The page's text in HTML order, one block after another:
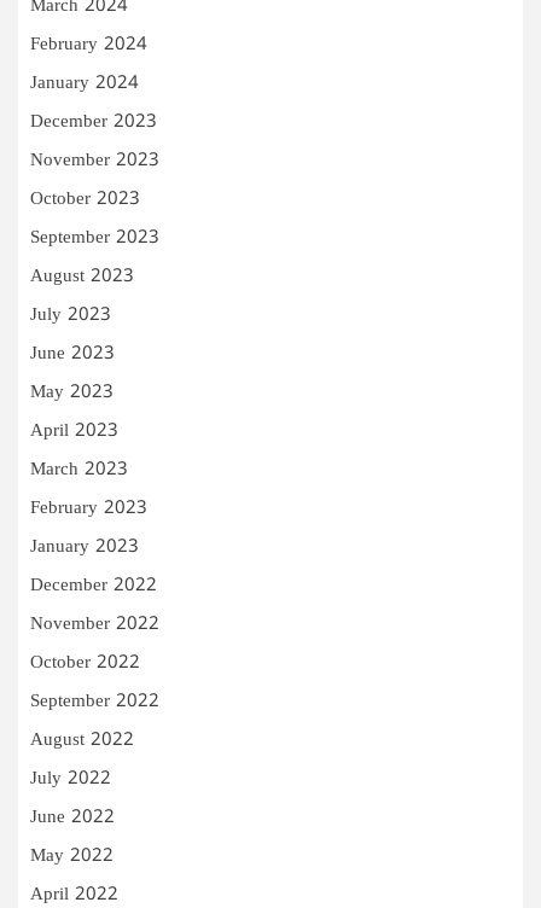
March 2024
February 2024
January 2024
December 2023
November 2023
October 2023
September 2023
August 2023
July 2023
June 2023
May 2023
April 2023
March 2023
February 2023
January 2023
December 2022
November 2022
October 2022
September 2022
August 2022
July 2022
June 2022
May 2022
April 2022